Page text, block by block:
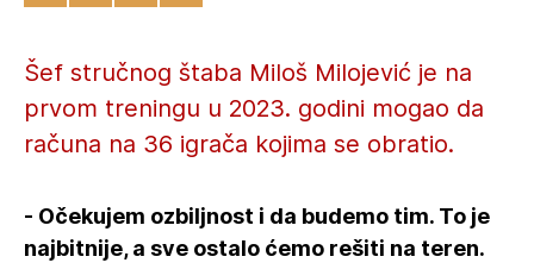
Šef stručnog štaba Miloš Milojević je na
prvom treningu u 2023. godini mogao da
računa na 36 igrača kojima se obratio.
- Očekujem ozbiljnost i da budemo tim. To je
najbitnije, a sve ostalo ćemo rešiti na teren.